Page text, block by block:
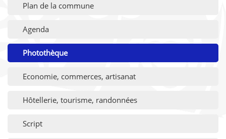
Plan de la commune
Agenda
Photothèque
Economie, commerces, artisanat
Hôtellerie, tourisme, randonnées
Script